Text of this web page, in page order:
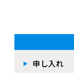
申し入れ